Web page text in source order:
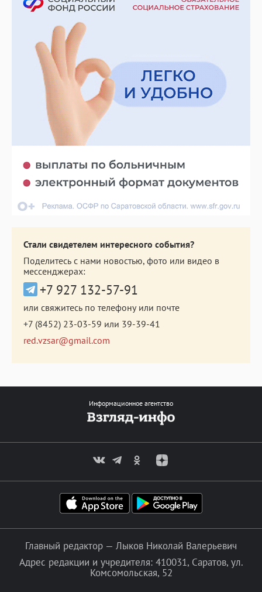
Стали свидетелем интересного события?
Поделитесь с нами новостью, фото или видео в
мессенджерах:
+7 927 132-57-91
или свяжитесь по телефону или почте
+7 (8452) 23-03-59 или 39-39-41
red.vzsar@gmail.com
Информационное агентство
Главный редактор — Лыков Николай Валерьевич
Адрес редакции и учредителя: 410031, Саратов, ул.
Комсомольская, 52